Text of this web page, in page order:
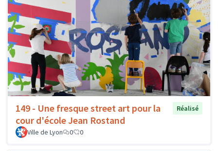
149 - Une fresque street art pour la
cour d'école Jean Rostand
Réalisé
Ville de Lyon 0 0